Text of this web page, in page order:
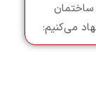
می‌کنیم: